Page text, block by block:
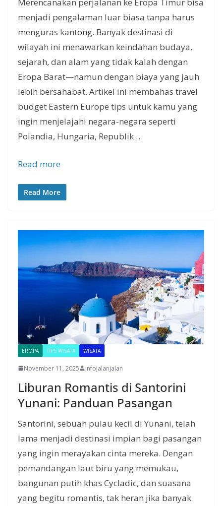
Merencanakan perjalanan ke Eropa Timur bisa
menjadi pengalaman luar biasa tanpa harus
menguras kantong. Banyak destinasi di
wilayah ini menawarkan keindahan budaya,
sejarah, dan alam yang tidak kalah dengan
Eropa Barat—namun dengan biaya yang jauh
lebih bersahabat. Artikel ini membahas travel
budget Eastern Europe tips untuk kamu yang
ingin menjelajahi negara-negara seperti
Polandia, Hungaria, Republik …
Read more
Read More
EROPA TIPS WISATA WISATA
November 11, 2025 infojalanjalan
Liburan Romantis di Santorini
Yunani: Panduan Pasangan
Santorini, sebuah pulau kecil di Yunani, telah
lama menjadi destinasi impian bagi pasangan
yang ingin merayakan cinta mereka. Dengan
pemandangan laut biru yang memukau,
bangunan putih khas Cycladic, dan suasana
yang begitu romantis, tak heran jika banyak